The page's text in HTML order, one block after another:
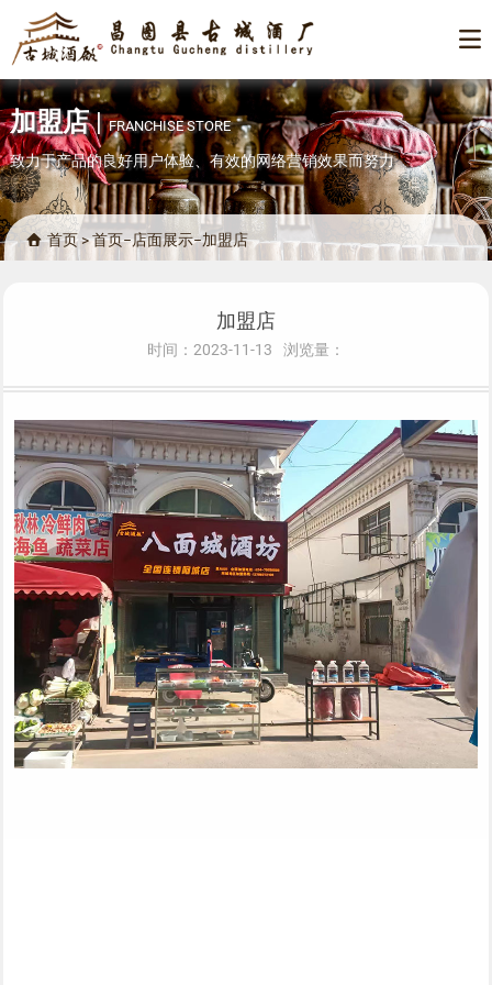

加盟店|FRANCHISE STORE
致力于产品的良好用户体验、有效的网络营销效果而努力
 首页>首页−店面展示−加盟店
加盟店
时间：2023-11-13 浏览量：